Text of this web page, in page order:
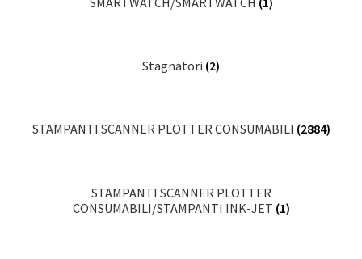
Stagnatori (2)
STAMPANTI SCANNER PLOTTER CONSUMABILI (2884)
STAMPANTI SCANNER PLOTTER
CONSUMABILI/STAMPANTI INK-JET (1)